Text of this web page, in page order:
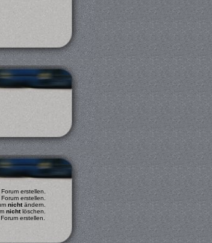
erstellen.
erstellen.
nichtändern.
nichtlöschen.
erstellen.